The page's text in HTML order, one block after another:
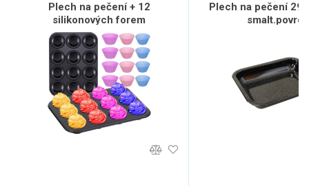
Plech na pečení + 12
silikonových forem
Plech na pečení
smalt.povrch